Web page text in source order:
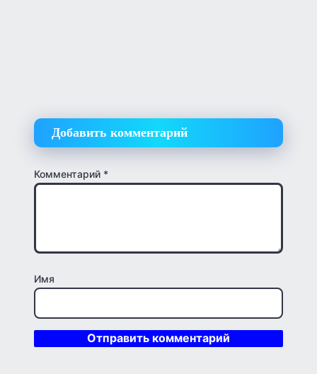
Добавить комментарий
Комментарий *
Имя